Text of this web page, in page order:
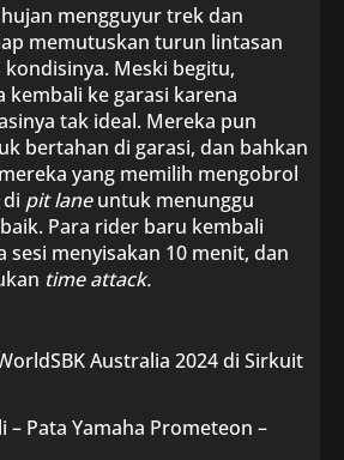
mengguyur trek dan
memutuskan turun lintasan
Meski begitu,
kembali ke garasi karena
tak ideal. Mereka pun
bertahan di garasi, dan bahkan
yang memilih mengobrol
pit laneuntuk menunggu
Para rider baru kembali
sesi menyisakan 10 menit, dan
time attack.
Australia 2024 di Sirkuit
– Pata Yamaha Prometeon –